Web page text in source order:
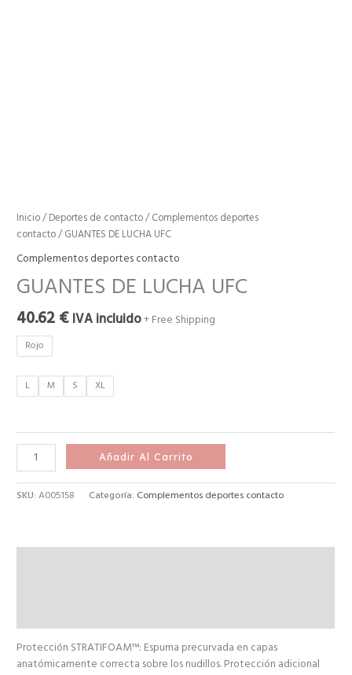
Inicio/Deportes de contacto/Complementos deportes
contacto/ GUANTES DE LUCHA UFC
Complementos deportes contacto
GUANTES DE LUCHA UFC
40.62€ IVA incluido+ Free Shipping
Rojo
L M S XL
Añadir Al Carrito
SKU:A005158 Categoría: Complementos deportes contacto
Protección STRATIFOAM™: Espuma precurvada en capas
anatómicamente correcta sobre los nudillos. Protección adicional